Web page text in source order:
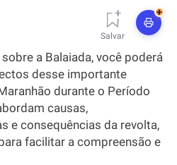
Salvar
+
a Balaiada, você poderá
desse importante
durante o Período
causas,
e consequências da revolta,
facilitar a compreensão e